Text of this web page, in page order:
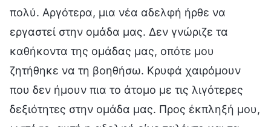
πολύ. Αργότερα, μια νέα αδελφή ήρθε να
εργαστεί στην ομάδα μας. Δεν γνώριζε τα
καθήκοντα της ομάδας μας, οπότε μου
ζητήθηκε να τη βοηθήσω. Κρυφά χαιρόμουν
που δεν ήμουν πια το άτομο με τις λιγότερες
δεξιότητες στην ομάδα μας. Προς έκπληξή μου,